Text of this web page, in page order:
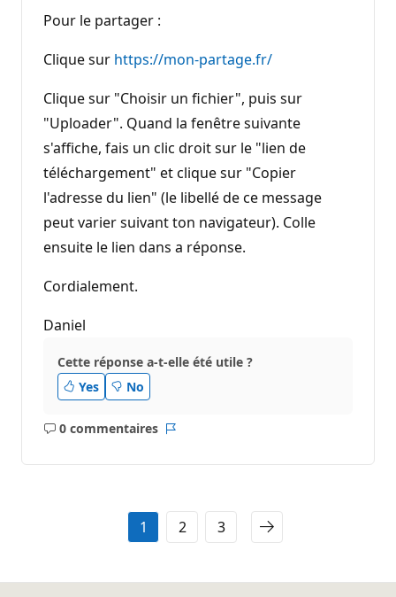
t
Pour le partager :
Clique sur https://mon-partage.fr/
Clique sur "Choisir un fichier", puis sur
"Uploader". Quand la fenêtre suivante
s'affiche, fais un clic droit sur le "lien de
téléchargement" et clique sur "Copier
l'adresse du lien" (le libellé de ce message
peut varier suivant ton navigateur). Colle
ensuite le lien dans a réponse.
Cordialement.
Daniel
Cette réponse a-t-elle été utile ?
Yes
No
0 commentaires
Aucun
1 2 3